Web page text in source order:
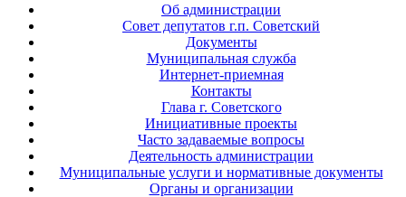
Об администрации
Совет депутатов г.п. Советский
Документы
Муниципальная служба
Интернет-приемная
Контакты
Глава г. Советского
Инициативные проекты
Часто задаваемые вопросы
Деятельность администрации
Муниципальные услуги и нормативные документы
Органы и организации